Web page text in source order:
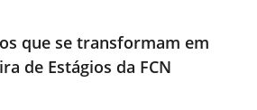
que se transformam em
de Estágios da FCN